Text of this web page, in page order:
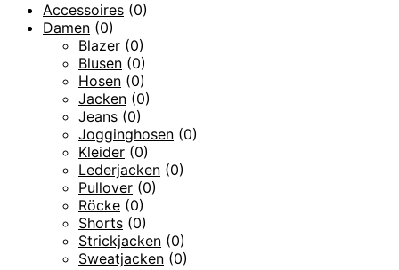
Accessoires (0)
Damen (0)
Blazer (0)
Blusen (0)
Hosen (0)
Jacken (0)
Jeans (0)
Jogginghosen (0)
Kleider (0)
Lederjacken (0)
Pullover (0)
Röcke (0)
Shorts (0)
Strickjacken (0)
Sweatjacken (0)